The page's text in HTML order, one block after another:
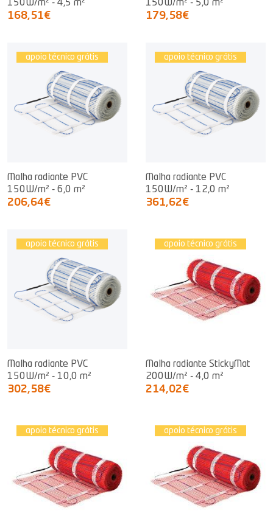
150W/m² - 4,5 m²
168,51€
150W/m² - 5,0 m²
179,58€
apoio técnico grátis
Malha radiante PVC
150W/m² - 6,0 m²
206,64€
apoio técnico grátis
Malha radiante PVC
150W/m² - 12,0 m²
361,62€
apoio técnico grátis
Malha radiante PVC
150W/m² - 10,0 m²
302,58€
apoio técnico grátis
Malha radiante StickyMat
200W/m² - 4,0 m²
214,02€
apoio técnico grátis apoio técnico grátis